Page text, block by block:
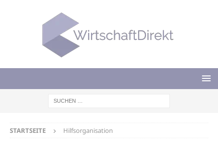
STARTSEITE Hilfsorganisation